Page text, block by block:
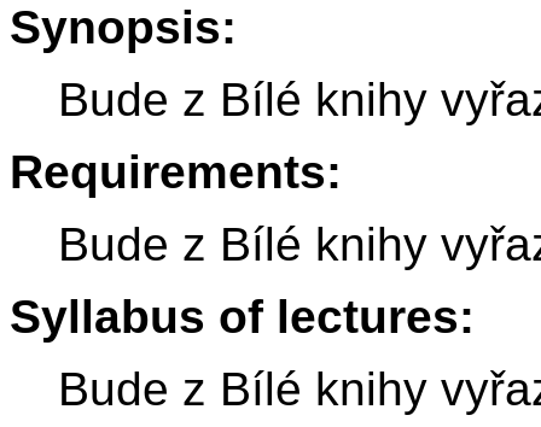
Synopsis:
Bude z Bílé knihy
Requirements:
Bude z Bílé knihy
Syllabus of lectures:
Bude z Bílé knihy